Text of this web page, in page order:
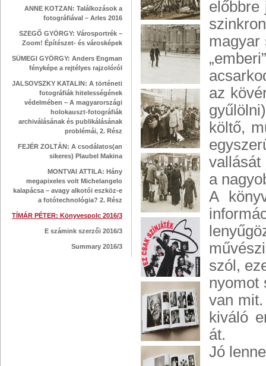
ANNE KOTZAN: Találkozások a
fotográfiával – Arles 2016
SZEGŐ GYÖRGY: Városportrék –
Zoom! Építészet- és városképek
SÜMEGI GYÖRGY: Anders Engman
fényképe a rejtélyes rajzolóról
JALSOVSZKY KATALIN: A történeti
fotográfiák hitelességének
védelmében – A magyarországi
holokauszt-fotográfiák
archiválásának és publikálásának
problémái, 2. Rész
FEJÉR ZOLTÁN: A csodálatos(an
sikeres) Plaubel Makina
MONTVAI ATTILA: Hány
megapixeles volt Michelangelo
kalapácsa – avagy alkotói eszköz-e
a fotótechnológia? 2. Rész
TÍMÁR PÉTER: Könyvespolc 2016/3
E számink szerzői 2016/3
Summary 2016/3
előbbre
magyar
az
költő,
vallását
a
A
szól,
nyomot
van
kiváló
át.
Jó